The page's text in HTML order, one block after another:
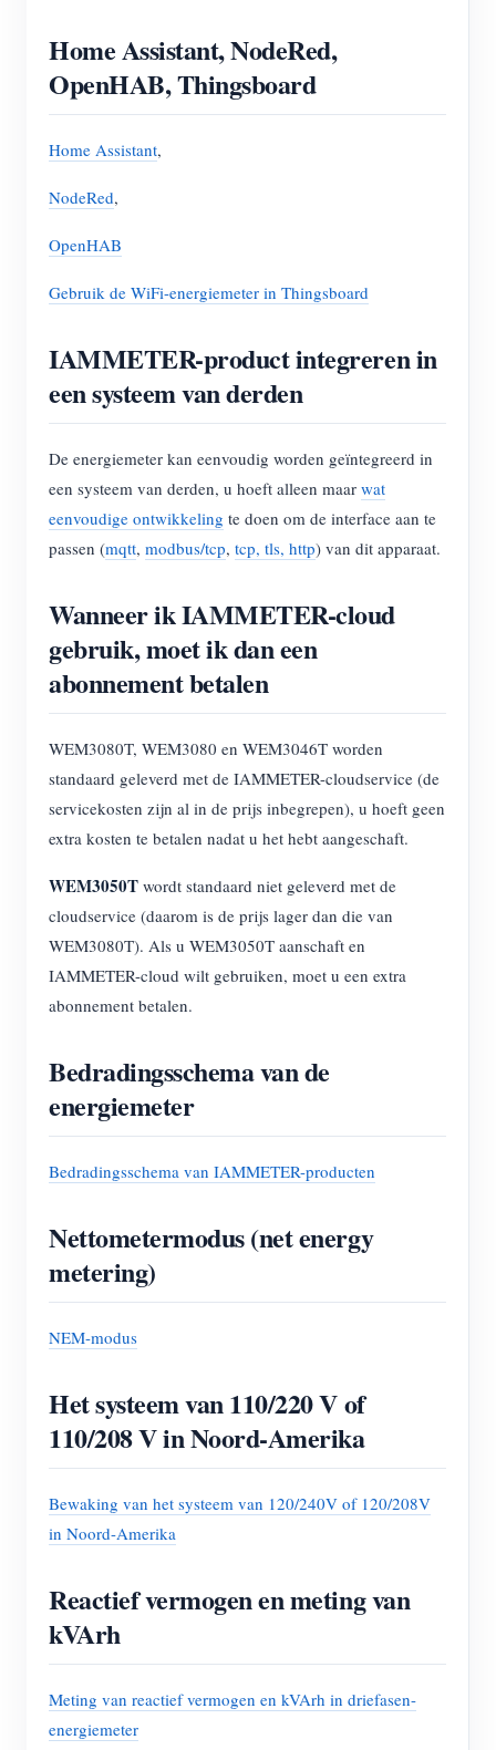
Home Assistant, NodeRed,
OpenHAB, Thingsboard
Home Assistant,
NodeRed,
OpenHAB
Gebruik de WiFi-energiemeter in Thingsboard
IAMMETER-product integreren in
een systeem van derden
De energiemeter kan eenvoudig worden geïntegreerd in
een systeem van derden, u hoeft alleen maar wat
eenvoudige ontwikkeling te doen om de interface aan te
passen (mqtt, modbus/tcp, tcp, tls, http) van dit apparaat.
Wanneer ik IAMMETER-cloud
gebruik, moet ik dan een
abonnement betalen
WEM3080T, WEM3080 en WEM3046T worden
standaard geleverd met de IAMMETER-cloudservice (de
servicekosten zijn al in de prijs inbegrepen), u hoeft geen
extra kosten te betalen nadat u het hebt aangeschaft.
WEM3050T wordt standaard niet geleverd met de
cloudservice (daarom is de prijs lager dan die van
WEM3080T). Als u WEM3050T aanschaft en
IAMMETER-cloud wilt gebruiken, moet u een extra
abonnement betalen.
Bedradingsschema van de
energiemeter
Bedradingsschema van IAMMETER-producten
Nettometermodus (net energy
metering)
NEM-modus
Het systeem van 110/220 V of
110/208 V in Noord-Amerika
Bewaking van het systeem van 120/240V of 120/208V
in Noord-Amerika
Reactief vermogen en meting van
kVArh
Meting van reactief vermogen en kVArh in driefasen-
energiemeter